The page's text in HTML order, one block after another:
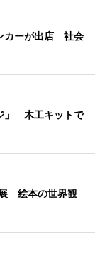
カーが出店 社会
」 木工キットで
絵本の世界観